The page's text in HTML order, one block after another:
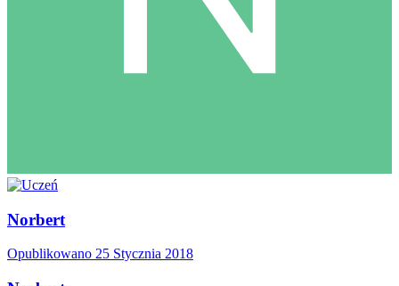
Norbert
Opublikowano 25 Stycznia 2018